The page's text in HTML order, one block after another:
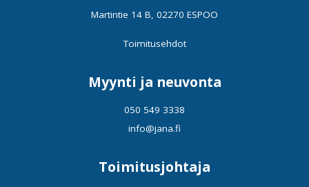
Martintie 14 B, 02270 ESPOO
Toimitusehdot
Myynti ja neuvonta
050 549 3338
info@jana.fi
Toimitusjohtaja